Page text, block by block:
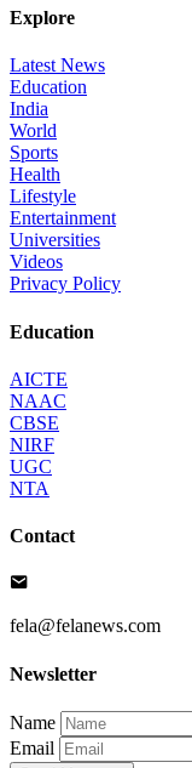
Explore
Latest News
Education
India
World
Sports
Health
Lifestyle
Entertainment
Universities
Videos
Privacy Policy
Education
AICTE
NAAC
CBSE
NIRF
UGC
NTA
Contact
fela@felanews.com
Newsletter
Name
Email